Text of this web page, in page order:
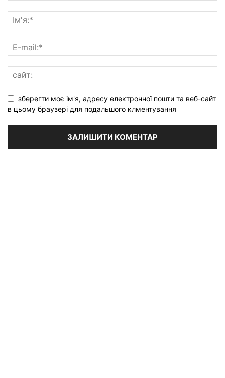
зберегти моє ім'я, адресу електронної пошти та веб-сайт
в цьому браузері для подальшого клментування